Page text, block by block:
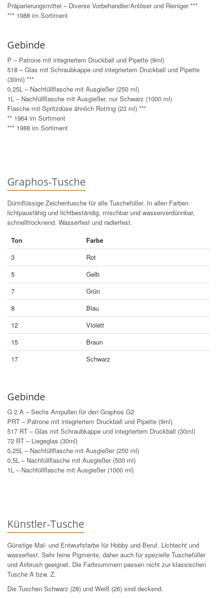
Präparierungsmittel – Diverse Vorbehandler/Anlöser und Reiniger ***
*** 1988 im Sortiment
Gebinde
P – Patrone mit integriertem Druckball und Pipette (9ml)
518 – Glas mit Schraubkappe und integriertem Druckball und Pipette
(30ml) ***
0,25L – Nachfüllflasche mit Ausgießer (250 ml)
1L – Nachfüllflasche mit Ausgießer, nur Schwarz (1000 ml)
Flasche mit Spritzdüse ähnlich Rotring (23 ml) ***
** 1964 im Sortiment
*** 1988 im Sortiment
Graphos-Tusche
Dünnflüssige Zeichentusche für alle Tuschefüller. In allen Farben
lichtpausfähig und lichtbeständig, mischbar und wasserverdünnbar,
schnelltrocknend. Wasserfest und radierfest.
Ton
Farbe
3
Rot
5
Gelb
7
Grün
8
Blau
12
Violett
15
Braun
17
Schwarz
Gebinde
G 2 A – Sechs Ampullen für den Graphos G2
PRT – Patrone mit integriertem Druckball und Pipette (9ml)
517 RT – Glas mit Schraubkappe und integriertem Druckball (30ml)
72 RT – Liegeglas (30ml)
0,25L – Nachfüllflasche mit Ausgießer (250 ml)
0,5L – Nachfüllflasche mit Ausgießer (500 ml)
1L – Nachfüllflasche mit Ausgießer (1000 ml)
Künstler-Tusche
Günstige Mal- und Entwurfsfarbe für Hobby und Beruf. Lichtecht und
wasserfest. Sehr feine Pigmente, daher auch für spezielle Tuschefüller
und Airbrush geeignet. Die Farbnummern passen nicht zur klassischen
Tusche A bzw. Z.
Die Tuschen Schwarz (28) und Weiß (26) sind deckend.